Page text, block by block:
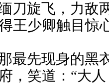
刀旋飞，力敌
王少卿触目惊
最先现身的黑
，笑道：“大